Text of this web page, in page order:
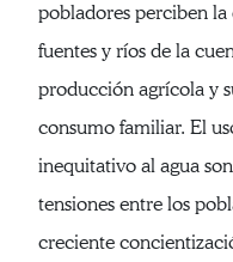
pobladores perciben
fuentes y ríos de la
producción agrícola y
consumo familiar. El
inequitativo al agua
tensiones entre los
creciente